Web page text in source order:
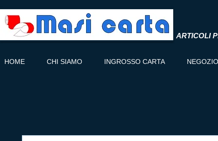
ARTICOLI
HOME CHI SIAMO INGROSSO CARTA NEGOZIO